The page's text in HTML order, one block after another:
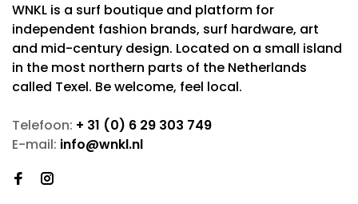
WNKL is a surf boutique and platform for
independent fashion brands, surf hardware, art
and mid-century design. Located on a small island
in the most northern parts of the Netherlands
called Texel. Be welcome, feel local.
Telefoon: + 31 (0) 6 29 303 749
E-mail: info@wnkl.nl